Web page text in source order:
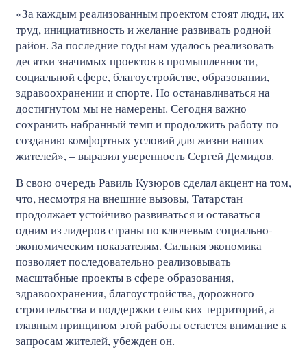
«За каждым реализованным проектом стоят люди, их
труд, инициативность и желание развивать родной
район. За последние годы нам удалось реализовать
десятки значимых проектов в промышленности,
социальной сфере, благоустройстве, образовании,
здравоохранении и спорте. Но останавливаться на
достигнутом мы не намерены. Сегодня важно
сохранить набранный темп и продолжить работу по
созданию комфортных условий для жизни наших
жителей», – выразил уверенность Сергей Демидов.
В свою очередь Равиль Кузюров сделал акцент на том,
что, несмотря на внешние вызовы, Татарстан
продолжает устойчиво развиваться и оставаться
одним из лидеров страны по ключевым социально-
экономическим показателям. Сильная экономика
позволяет последовательно реализовывать
масштабные проекты в сфере образования,
здравоохранения, благоустройства, дорожного
строительства и поддержки сельских территорий, а
главным принципом этой работы остается внимание к
запросам жителей, убежден он.